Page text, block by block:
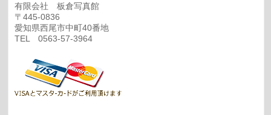
有限会社 板倉写真館
〒445-0836
愛知県西尾市中町40番地
TEL 0563-57-3964